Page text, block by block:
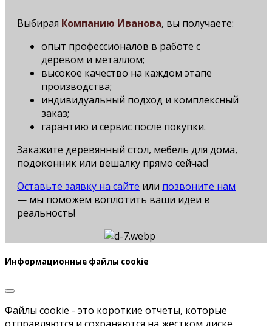
Выбирая Компанию Иванова, вы получаете:
опыт профессионалов в работе с
деревом и металлом;
высокое качество на каждом этапе
производства;
индивидуальный подход и комплексный
заказ;
гарантию и сервис после покупки.
Закажите деревянный стол, мебель для дома,
подоконник или вешалку прямо сейчас!
Оставьте заявку на сайте или позвоните нам
— мы поможем воплотить ваши идеи в
реальность!
Информационные файлы cookie
Файлы cookie - это короткие отчеты, которые